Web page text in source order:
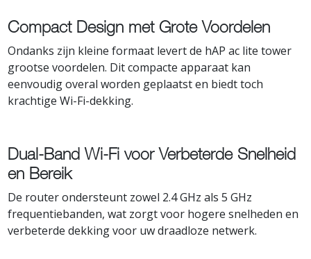
Compact Design met Grote Voordelen
Ondanks zijn kleine formaat levert de hAP ac lite tower
grootse voordelen. Dit compacte apparaat kan
eenvoudig overal worden geplaatst en biedt toch
krachtige Wi-Fi-dekking.
Dual-Band Wi-Fi voor Verbeterde Snelheid
en Bereik
De router ondersteunt zowel 2.4 GHz als 5 GHz
frequentiebanden, wat zorgt voor hogere snelheden en
verbeterde dekking voor uw draadloze netwerk.